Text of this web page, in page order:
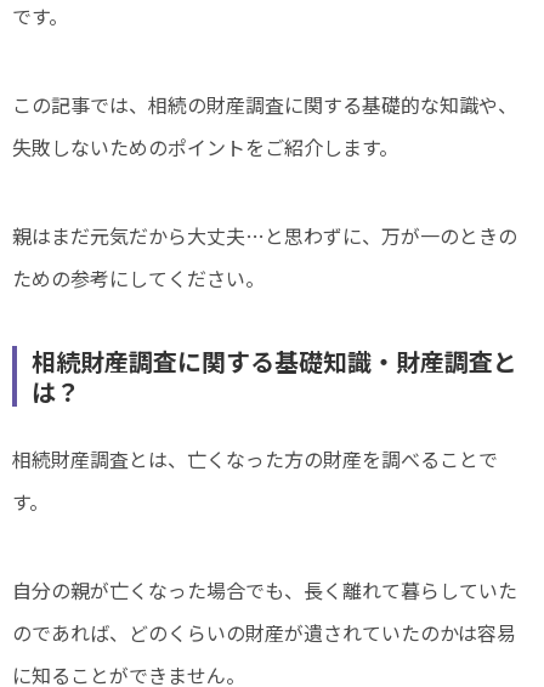
です。
この記事では、相続の財産調査に関する基礎的な知識や、
失敗しないためのポイントをご紹介します。
親はまだ元気だから大丈夫…と思わずに、万が一のときの
ための参考にしてください。
相続財産調査に関する基礎知識・財産調査と
は？
相続財産調査とは、亡くなった方の財産を調べることで
す。
自分の親が亡くなった場合でも、長く離れて暮らしていた
のであれば、どのくらいの財産が遺されていたのかは容易
に知ることができません。